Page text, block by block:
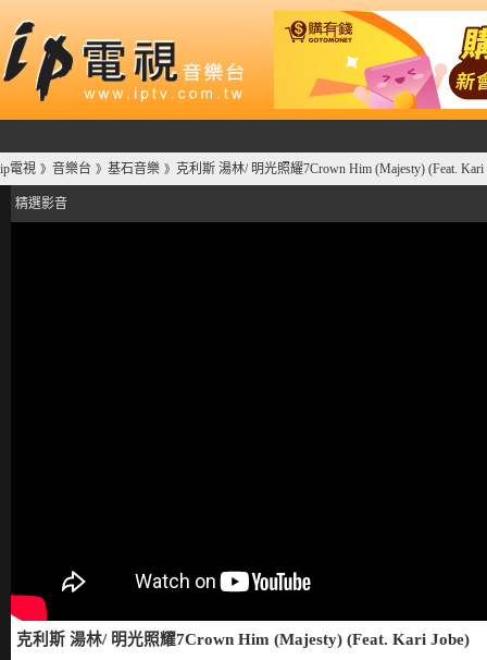
ip電視 》 音樂台 》 基石音樂 》 克利斯 湯林/ 明光照耀7Crown Him (Majesty) (Feat. Kari
精選影音
克利斯 湯林/ 明光照耀7Crown Him (Majesty) (Feat. Kari Jobe)